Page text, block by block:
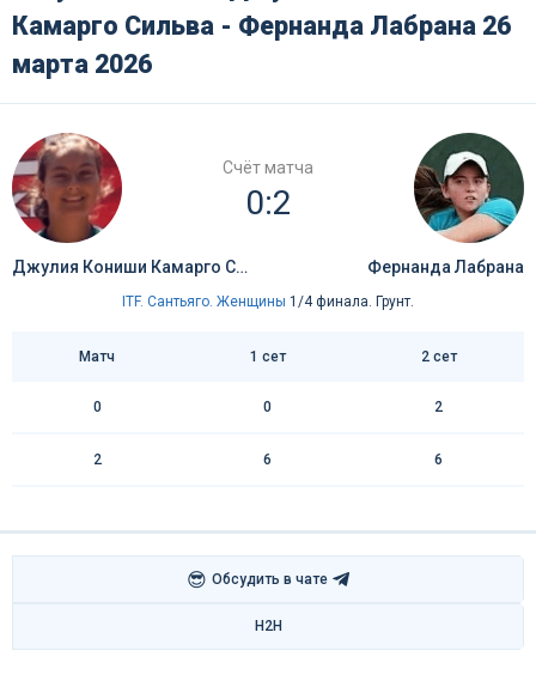
Камарго Сильва - Фернанда Лабрана 26
марта 2026
Счёт матча
0:2
Джулия Кониши Камарго Сильва Фернанда Лабрана
ITF. Сантьяго. Женщины 1/4 финала. Грунт.
Матч 1 сет 2 сет
0 0 2
2 6 6
😎 Обсудить в чате
H2H